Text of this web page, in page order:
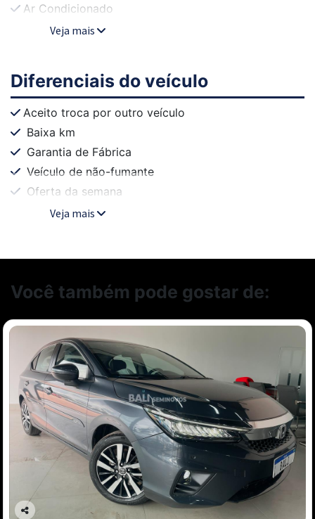
Ar Condicionado
Veja mais
Diferenciais do veículo
Aceito troca por outro veículo
Baixa km
Garantia de Fábrica
Veículo de não-fumante
Oferta da semana
Veja mais
Você também pode gostar de: